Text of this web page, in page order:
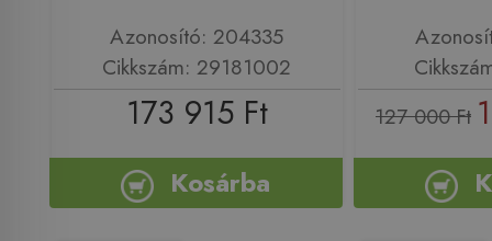
Azonosító: 204335
Cikkszám: 29181002
173 915 Ft
Kosárba
127 000 Ft